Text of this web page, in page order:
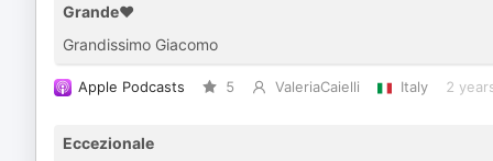
Grande❤️
Grandissimo Giacomo
Apple Podcasts 5 ValeriaCaielli Italy 2
Eccezionale